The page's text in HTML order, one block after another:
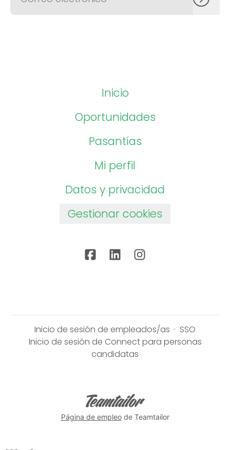
Inicio
Oportunidades
Pasantías
Mi perfil
Datos y privacidad
Gestionar cookies
Inicio de sesión de empleados/as · SSO
Inicio de sesión de Connect para personas
candidatas
Página de empleode Teamtailor